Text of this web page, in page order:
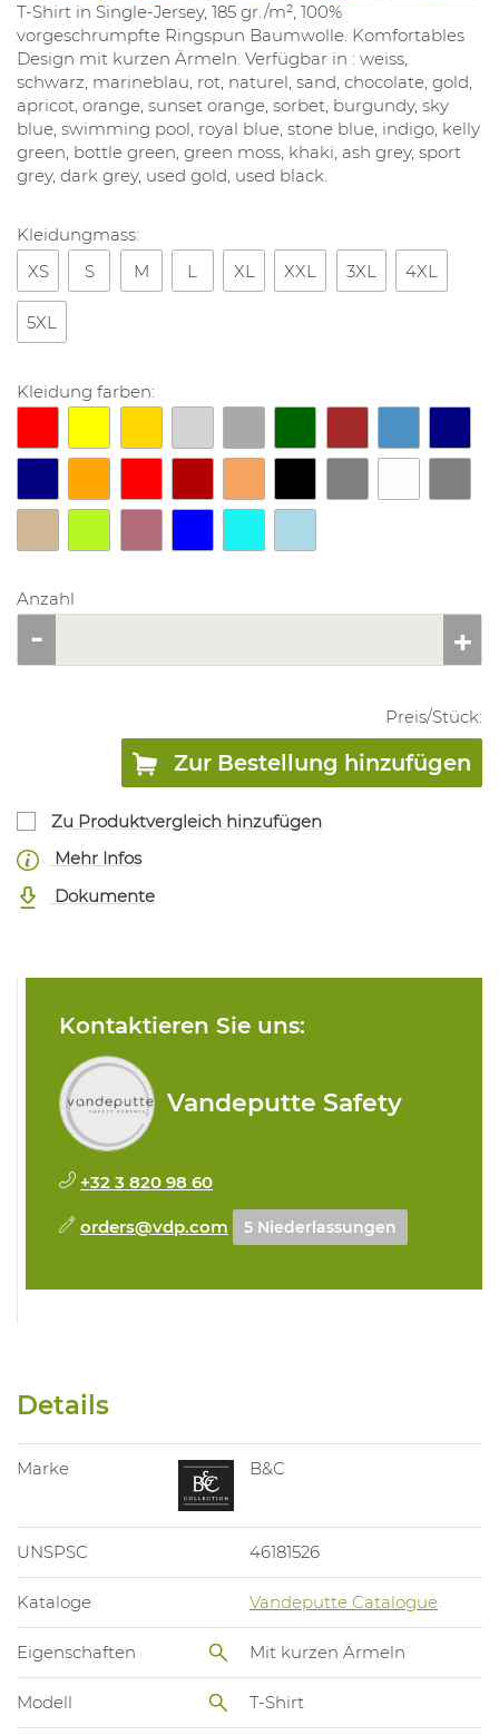
T-Shirt in Single-Jersey, 185 gr./m², 100%
vorgeschrumpfte Ringspun Baumwolle. Komfortables
Design mit kurzen Ärmeln. Verfügbar in : weiss,
schwarz, marineblau, rot, naturel, sand, chocolate, gold,
apricot, orange, sunset orange, sorbet, burgundy, sky
blue, swimming pool, royal blue, stone blue, indigo, kelly
green, bottle green, green moss, khaki, ash grey, sport
grey, dark grey, used gold, used black.
Kleidungmass:
XS
S M L XL XXL 3XL 4XL
5XL
Kleidung farben:
Anzahl
Preis/Stück:
Zur Bestellung hinzufügen
Zu Produktvergleich hinzufügen
Mehr Infos
Dokumente
Kontaktieren Sie uns:
Vandeputte Safety
+32 3 820 98 60
orders@vdp.com 5 Niederlassungen
Details
Marke B&C
UNSPSC 46181526
Kataloge Vandeputte Catalogue
Eigenschaften Mit kurzen Ärmeln
Modell T-Shirt